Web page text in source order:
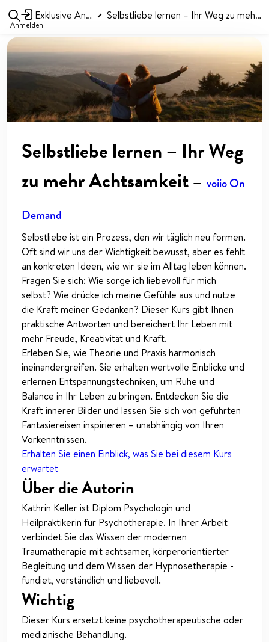
Anmelden
Exklusive Angebote Selbstliebe lernen – Ihr Weg zu mehr Achtsamkeit
Selbstliebe lernen – Ihr Weg
zu mehr Achtsamkeit — voiio On
Demand
Selbstliebe ist ein Prozess, den wir täglich neu formen.
Oft sind wir uns der Wichtigkeit bewusst, aber es fehlt
an konkreten Ideen, wie wir sie im Alltag leben können.
Fragen Sie sich: Wie sorge ich liebevoll für mich
selbst? Wie drücke ich meine Gefühle aus und nutze
die Kraft meiner Gedanken? Dieser Kurs gibt Ihnen
praktische Antworten und bereichert Ihr Leben mit
mehr Freude, Kreativität und Kraft.
Erleben Sie, wie Theorie und Praxis harmonisch
ineinandergreifen. Sie erhalten wertvolle Einblicke und
erlernen Entspannungstechniken, um Ruhe und
Balance in Ihr Leben zu bringen. Entdecken Sie die
Kraft innerer Bilder und lassen Sie sich von geführten
Fantasiereisen inspirieren – unabhängig von Ihren
Vorkenntnissen.
Erhalten Sie einen Einblick, was Sie bei diesem Kurs
erwartet
Über die Autorin
Kathrin Keller ist Diplom Psychologin und
Heilpraktikerin für Psychotherapie. In Ihrer Arbeit
verbindet Sie das Wissen der modernen
Traumatherapie mit achtsamer, körperorientierter
Begleitung und dem Wissen der Hypnosetherapie -
fundiet, verständlich und liebevoll.
Wichtig
Dieser Kurs ersetzt keine psychotherapeutische oder
medizinische Behandlung.